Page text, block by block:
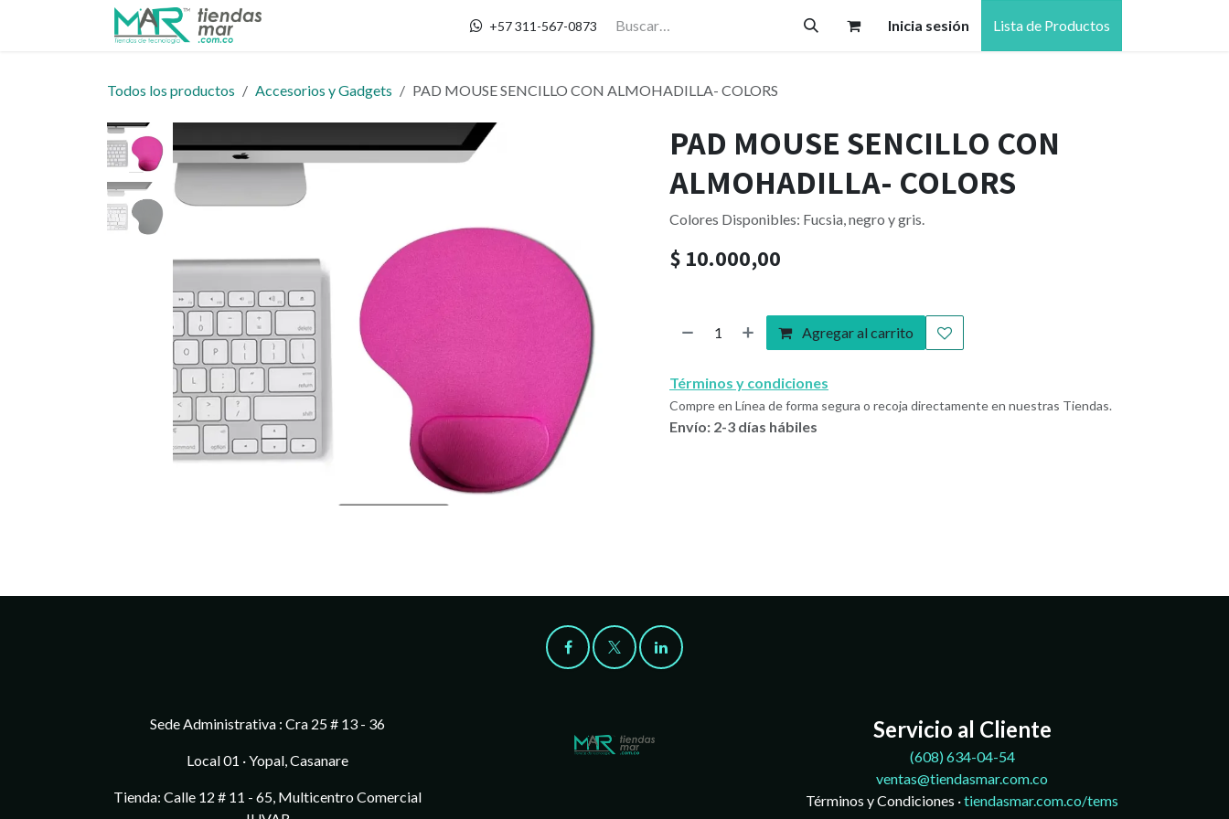
Contáctanos +57 311-567-0873 Inicia sesión Lista de Productos
Todos los productos Accesorios y Gadgets PAD MOUSE SENCILLO CON ALMOHADILLA- COLORS
PAD MOUSE SENCILLO CON
ALMOHADILLA- COLORS
Colores Disponibles: Fucsia, negro y gris.
$ 10.000,00
Agregar al carrito
Términos y condiciones
Compre en Línea de forma segura o recoja directamente en nuestras Tiendas.
Envío: 2-3 días hábiles
Sede Administrativa : Cra 25 # 13 - 36
Local 01 · Yopal, Casanare
Tienda: Calle 12 # 11 - 65, Multicentro Comercial
Servicio al Cliente
(608) 634-04-54
ventas@tiendasmar.com.co
Términos y Condiciones ·tiendasmar.com.co/tems